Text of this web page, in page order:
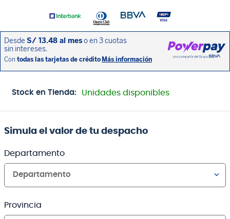
Stock en Tienda: Unidades disponibles
Simula el valor de tu despacho
Departamento
Departamento
Provincia